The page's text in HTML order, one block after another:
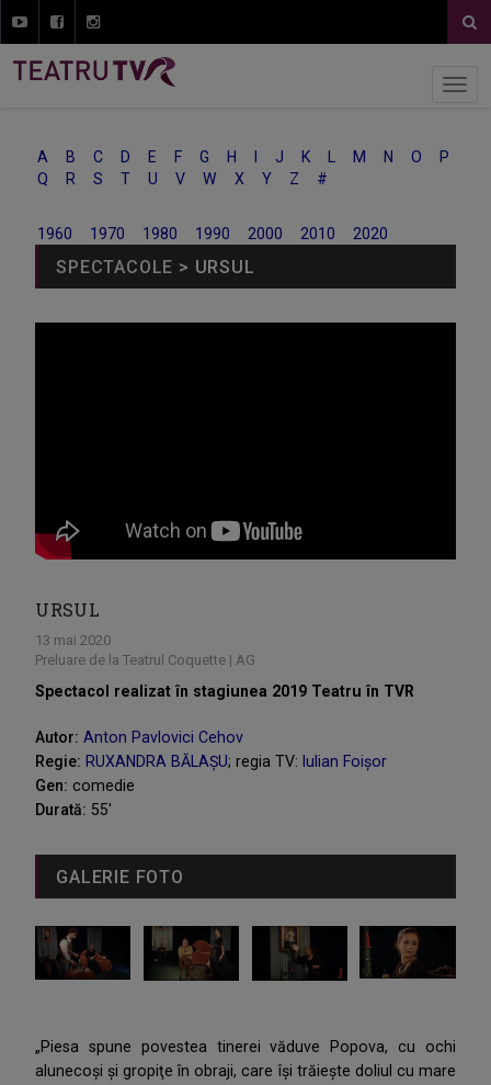
A B C D E F G H J K M N O
P
Q
R S T U V W X Y Z #
1960 1970 1980 1990 2000 2010 2020
SPECTACOLE > URSUL
URSUL
13 mai 2020
Preluare de la Teatrul Coquette | AG
Spectacol realizat în stagiunea 2019 Teatru în TVR
Autor: Anton Pavlovici Cehov
Regie: RUXANDRA BĂLAȘU; regia TV: Iulian Foișor
Gen: comedie
Durată: 55'
GALERIE FOTO
„Piesa spune povestea tinerei văduve Popova, cu ochi
alunecoşi şi gropiţe în obraji, care îşi trăieşte doliul cu mare